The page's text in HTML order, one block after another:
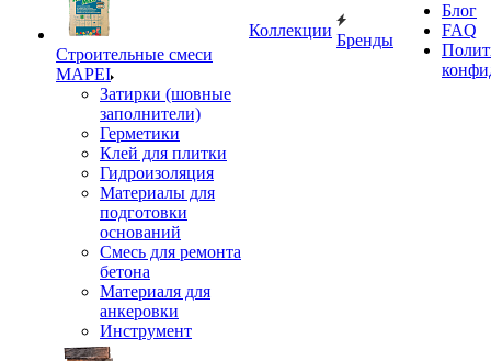
Строительные смеси
MAPEI
Затирки (шовные
заполнители)
Герметики
Клей для плитки
Гидроизоляция
Материалы для
подготовки
оснований
Смесь для ремонта
бетона
Материаля для
анкеровки
Инструмент
Коллекции
Бренды
Блог
FAQ